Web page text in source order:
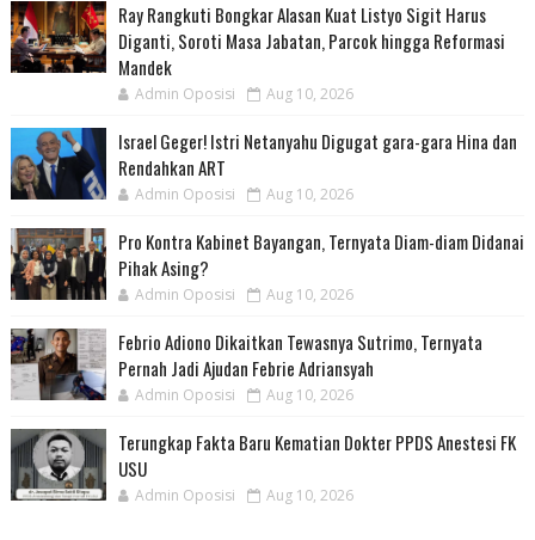
Ray Rangkuti Bongkar Alasan Kuat Listyo Sigit Harus
Diganti, Soroti Masa Jabatan, Parcok hingga Reformasi
Mandek
Admin Oposisi Aug 10, 2026
Israel Geger! Istri Netanyahu Digugat gara-gara Hina dan
Rendahkan ART
Admin Oposisi Aug 10, 2026
Pro Kontra Kabinet Bayangan, Ternyata Diam-diam Didanai
Pihak Asing?
Admin Oposisi Aug 10, 2026
Febrio Adiono Dikaitkan Tewasnya Sutrimo, Ternyata
Pernah Jadi Ajudan Febrie Adriansyah
Admin Oposisi Aug 10, 2026
Terungkap Fakta Baru Kematian Dokter PPDS Anestesi FK
USU
Admin Oposisi Aug 10, 2026